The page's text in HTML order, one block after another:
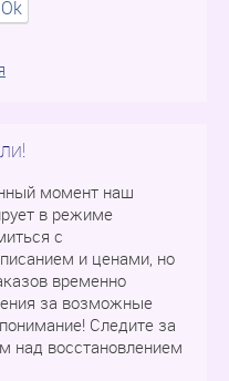
Ok
момент наш
в режиме
с
и ценами, но
временно
за возможные
Следите за
над восстановлением